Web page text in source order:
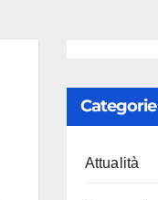
Categorie
Attualità